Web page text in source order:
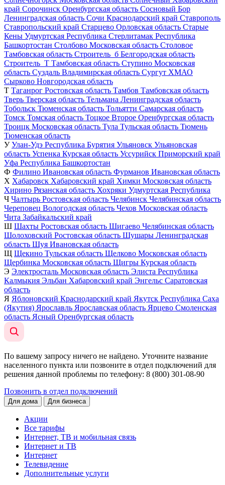
край Сорочинск Оренбургская область Сосновый Бор
Ленинградская область Сочи Краснодарский край Ставрополь
Ставропольский край Старцево Орловская область Старые
Кены Удмуртская Республика Стерлитамак Республика
Башкортостан Столбово Московская область Столовое
Тамбовская область Строитель_б Белгородская область
Строитель_Т Тамбовская область Ступино Московская
область Суздаль Владимирская область Сургут ХМАО
Сырково Новгородская область
Т Таганрог Ростовская область Тамбов Тамбовская область
Тверь Тверская область Тельмана Ленинградская область
Тобольск Тюменская область Тольятти Самарская область
Томск Томская область Тоцкое Второе Оренбургская область
Троицк Московская область Тула Тульская область Тюмень
Тюменская область
У Улан-Удэ Республика Бурятия Ульяновск Ульяновская
область Успенка Курская область Уссурийск Приморский край
Уфа Республика Башкортостан
Ф Филино Ивановская область Фурманов Ивановская область
Х Хабаровск Хабаровский край Химки Московская область
Хирино Рязанская область Хохряки Удмуртская Республика
Ч Чалтырь Ростовская область Челябинск Челябинская область
Череповец Вологодская область Чехов Московская область
Чита Забайкальский край
Ш Шахты Ростовская область Шигаево Челябинская область
Шолоховский Ростовская область Шушары Ленинградская
область Шуя Ивановская область
Щ Щекино Тульская область Щелково Московская область
Щербинка Московская область Щигры Курская область
Э Электросталь Московская область Элиста Республика
Калмыкия Эльбан Хабаровский край Энгельс Саратовская
область
Я Яблоновский Краснодарский край Якутск Республика Саха
(Якутия) Ярославль Ярославская область Ярцево Смоленская
область Ясный Оренбургская область
По вашему запросу ничего не найдено. Уточните название
населенного пункта или позвоните в отдел подключений для
решения данной проблемы по телефону: 8 (800) 301-08-90
Позвонить в отдел подключений
Для дома Для бизнеса
Акции
Все тарифы
Интернет, ТВ и мобильная связь
Интернет и ТВ
Интернет
Телевидение
Дополнительные услуги